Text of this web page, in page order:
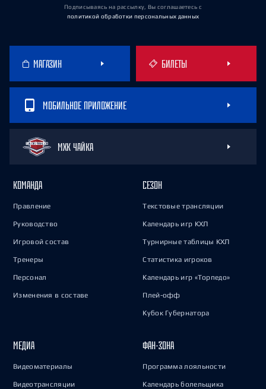
Подписываясь на рассылку, Вы соглашаетесь с
политикой обработки персональных данных
МАГАЗИН БИЛЕТЫ
МОБИЛЬНОЕ ПРИЛОЖЕНИЕ
МХК ЧАЙКА
КОМАНДА
Правление
Руководство
Игровой состав
Тренеры
Персонал
Изменения в составе
СЕЗОН
Текстовые трансляции
Календарь игр КХЛ
Турнирные таблицы КХЛ
Статистика игроков
Календарь игр «Торпедо»
Плей-офф
Кубок Губернатора
МЕДИА
Видеоматериалы
Видеотрансляции
ФАН-ЗОНА
Программа лояльности
Календарь болельщика